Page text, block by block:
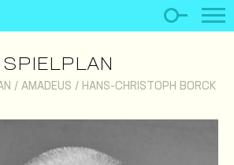
SPIELPLAN
/ AMADEUS / HANS-CHRISTOPH BORCK